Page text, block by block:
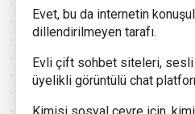
Evet, bu da internetin
dillendirilmeyen tarafı.
Evli çift sohbet siteleri, sesli
üyelikli görüntülü chat